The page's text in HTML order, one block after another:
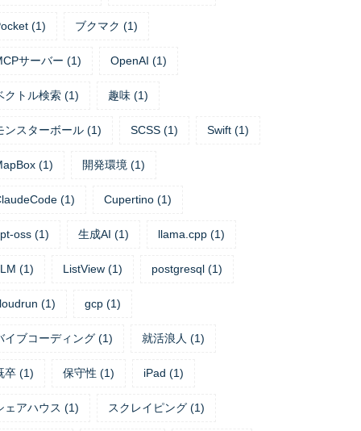
(1) ブクマク (1)
サーバー (1) OpenAI (1)
クトル検索 (1) 趣味 (1)
ンスターボール (1) SCSS (1) Swift (1)
(1) 開発環境 (1)
(1) Cupertino (1)
oss (1) 生成AI (1) llama.cpp (1)
(1) ListView (1) postgresql (1)
(1) gcp (1)
イブコーディング (1) 就活浪人 (1)
卒 (1) 保守性 (1) iPad (1)
ェアハウス (1) スクレイピング (1)